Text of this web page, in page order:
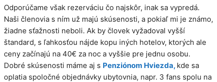
Odporúčame však rezerváciu čo najskôr, inak sa vypredá.
Naši členovia s ním už majú skúsenosti, a pokiaľ mi je známo,
žiadne sťažnosti neboli. Ak by človek vyžadoval vyšší
štandard, s ľahkosťou nájde kopu iných hotelov, ktorých ale
ceny začínajú na 40€ za noc a vyššie pre jednu osobu.
Dobré skúsenosti máme aj s Penziónom Hviezda, kde sa
oplatia spoločné objednávky ubytovnia, napr. 3 fans spolu na